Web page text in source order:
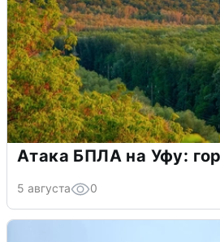
Атака БПЛА на Уфу:
5 августа 0